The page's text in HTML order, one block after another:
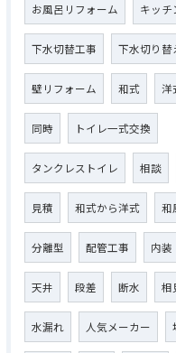
お風呂リフォーム キッチ
下水切替工事 下水切り替
壁リフォーム 和式 洋
同時 トイレ一式交換
タンクレストイレ 相談
見積 和式から洋式 和
分離型 配管工事 内装
天井 段差 断水 相
水漏れ 人気メーカー